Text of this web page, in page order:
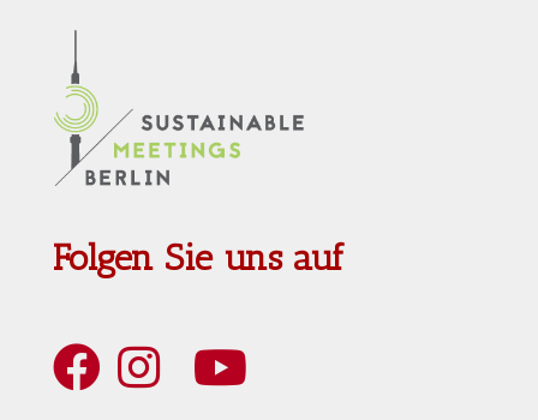
Folgen Sie uns auf
Art Berlin Facebook
Art Berlin Instagram
Art Berlin Tripadvisior
Art Berlin YouTube